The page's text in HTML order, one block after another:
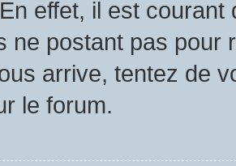
effet, il est
ne postant pas pour
arrive, tentez de
le forum.